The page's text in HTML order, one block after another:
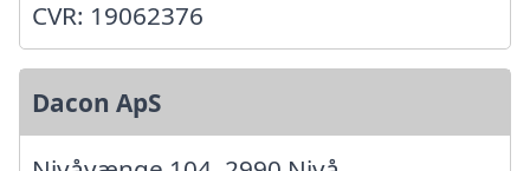
CVR: 19062376
Dacon ApS